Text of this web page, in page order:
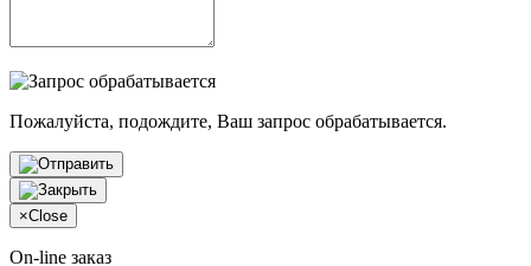
Пожалуйста, подождите, Ваш запрос обрабатывается.
×Close
On-line заказ